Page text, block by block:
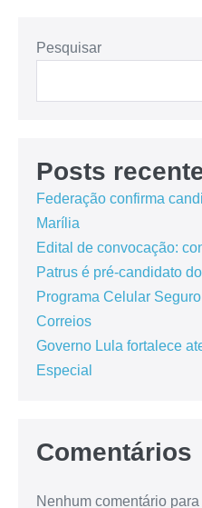
Pesquisar
Posts
Federação confirma
Marília
Edital de convocação:
Patrus é pré-candidato
Programa Celular
Correios
Governo Lula fortalece
Especial
Comentários
Nenhum comentário para